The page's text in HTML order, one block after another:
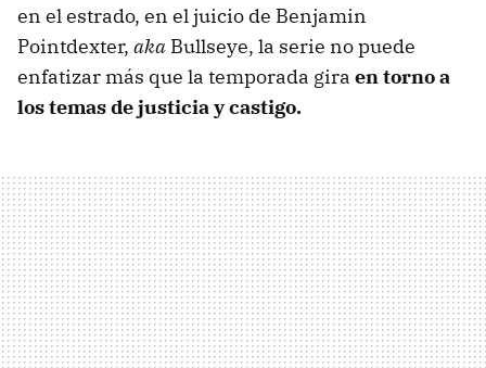
en el estrado, en el juicio de Benjamin
Pointdexter, aka Bullseye, la serie no puede
enfatizar más que la temporada gira en torno a
los temas de justicia y castigo.